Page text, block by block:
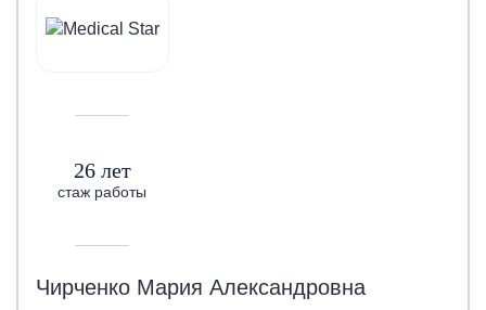
26 лет
стаж работы
Чирченко Мария Александровна